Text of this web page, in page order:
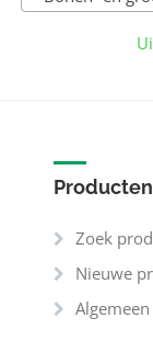
Producten
Zoek
Nieuwe